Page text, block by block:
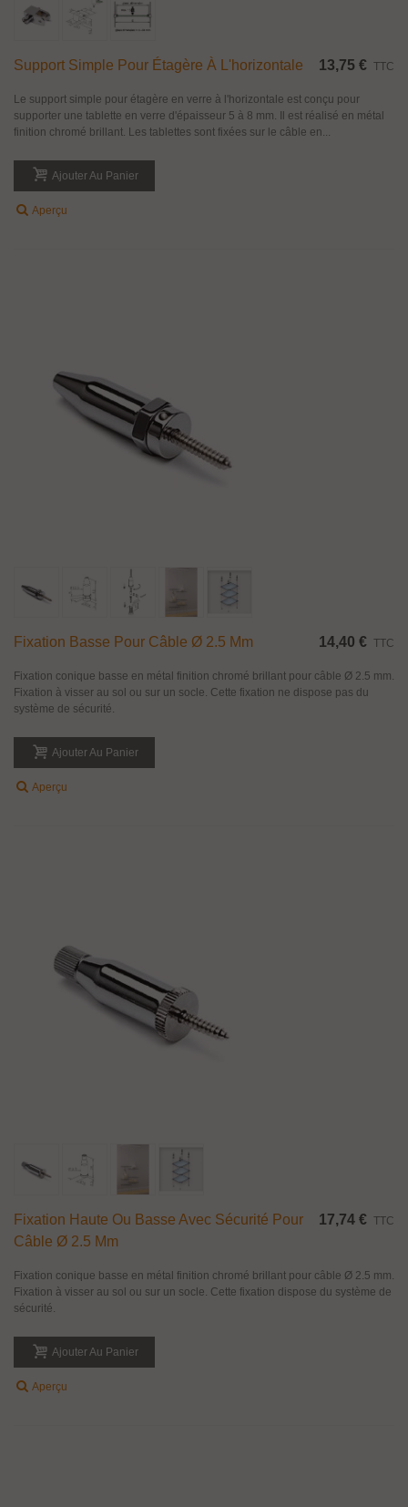
Support Simple Pour Étagère À L'horizontale 13,75 € TTC
Le support simple pour étagère en verre à l'horizontale est conçu pour
supporter une tablette en verre d'épaisseur 5 à 8 mm. Il est réalisé en métal
finition chromé brillant. Les tablettes sont fixées sur le câble en...
Ajouter Au Panier
Aperçu
Fixation Basse Pour Câble Ø 2.5 Mm 14,40 € TTC
Fixation conique basse en métal finition chromé brillant pour câble Ø 2.5 mm.
Fixation à visser au sol ou sur un socle. Cette fixation ne dispose pas du
système de sécurité.
Ajouter Au Panier
Aperçu
Fixation Haute Ou Basse Avec Sécurité Pour
Câble Ø 2.5 Mm
17,74 € TTC
Fixation conique basse en métal finition chromé brillant pour câble Ø 2.5 mm.
Fixation à visser au sol ou sur un socle. Cette fixation dispose du système de
sécurité.
Ajouter Au Panier
Aperçu